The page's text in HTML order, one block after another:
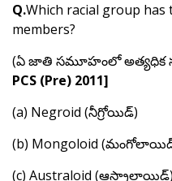
Q.Which racial group
members?
(ఏ జాతి సమూహంలో అత్యధిక
PCS (Pre) 2011]
(a) Negroid (నీగ్రోయిడ్)
(b) Mongoloid
(c) Australoid (ఆస్ట్రాలాయిడ్)